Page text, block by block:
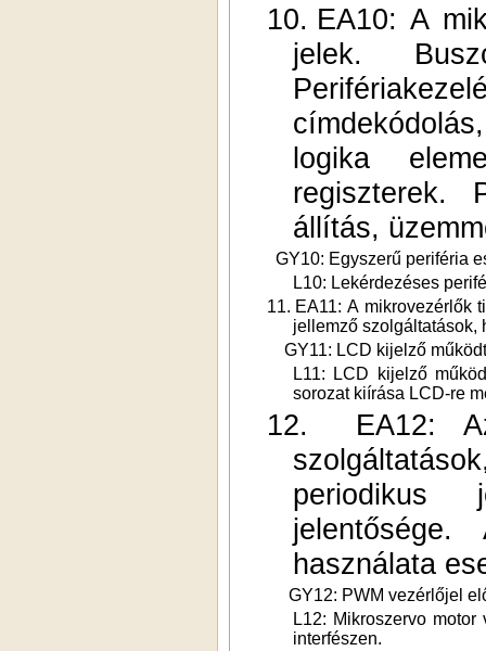
10. EA10: A
jelek.
logika
regiszterek.
állítás,
GY10: Egyszerű periféria
L10: Lekérdezéses
11. EA11: A mikrovezérlők
jellemző szolgáltatások,
GY11: LCD kijelző
L11: LCD kijelző
sorozat kiírása LCD-re
12.
EA12:
periodikus
jelentősége.
használata
GY12: PWM vezérlőjel
L12: Mikroszervo
interfészen.